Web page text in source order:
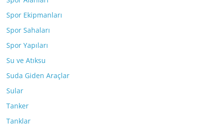
Spor Ekipmanları
Spor Sahaları
Spor Yapıları
Su ve Atıksu
Suda Giden Araçlar
Sular
Tanker
Tanklar